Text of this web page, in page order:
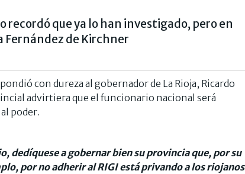
recordó que ya lo han investigado, pero en
de Kirchner
con dureza al gobernador de La Rioja, Ricardo
advirtiera que el funcionario nacional será
poder.
dedíquese a gobernar bien su provincia que, por su
por no adherir al RIGI está privando a los riojanos